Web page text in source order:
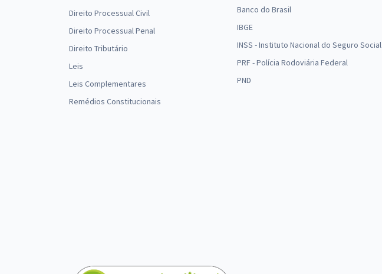
Direito Processual Civil
Direito Processual Penal
Direito Tributário
Leis
Leis Complementares
Remédios Constitucionais
Banco do Brasil
IBGE
INSS - Instituto Nacional do Seguro Social
PRF - Polícia Rodoviária Federal
PND